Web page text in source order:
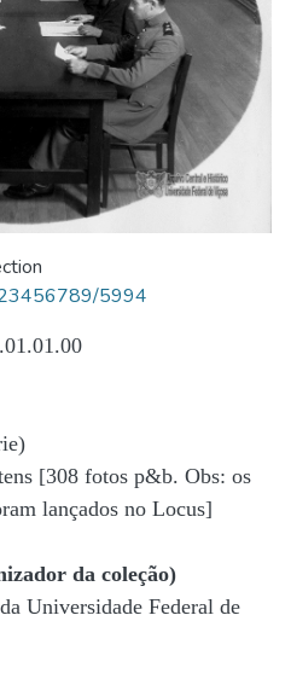
5994
[308 fotos p&b. Obs: os
lançados no Locus]
da coleção)
Universidade Federal de